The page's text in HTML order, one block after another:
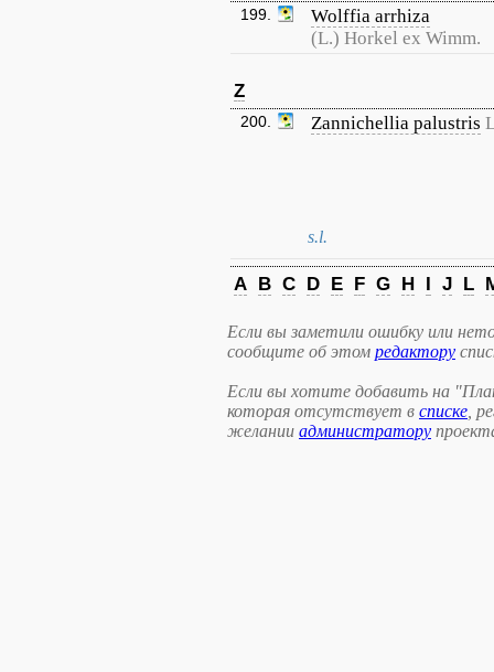
199.
Wolffia arrhiza
(L.) Horkel ex Wimm.
Z
200. Zannichellia palustris
s.l.
A B C D E F G H I J L
Если вы заметили ошибку или
сообщите об этом редактору
Если вы хотите добавить на
которая отсутствует в списке ,
желании администратору